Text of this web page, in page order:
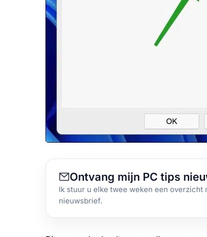
Ontvang mijn PC tips
Ik stuur u elke twee weken een
nieuwsbrief.